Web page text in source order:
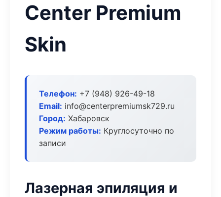
Center Premium
Skin
Телефон: +7 (948) 926-49-18
Email: info@centerpremiumsk729.ru
Город: Хабаровск
Режим работы: Круглосуточно по
записи
Лазерная эпиляция и